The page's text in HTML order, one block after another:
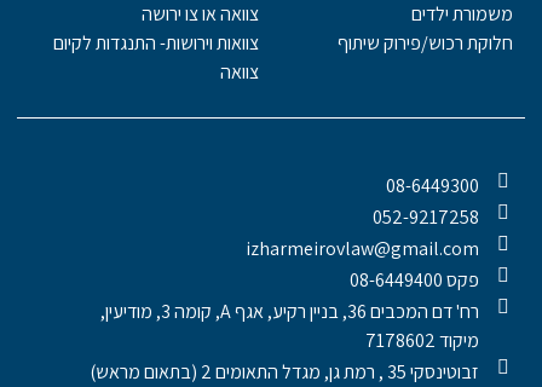
משמורת ילדים
חלוקת רכוש/פירוק שיתוף
צוואה או צו ירושה
צוואות וירושות- התנגדות לקיום
צוואה
08-6449300
052-9217258
izharmeirovlaw@gmail.com
פקס 08-6449400
רח' דם המכבים 36, בניין רקיע, אגף A, קומה 3, מודיעין,
מיקוד 7178602
זבוטינסקי 35 , רמת גן, מגדל התאומים 2 (בתאום מראש)